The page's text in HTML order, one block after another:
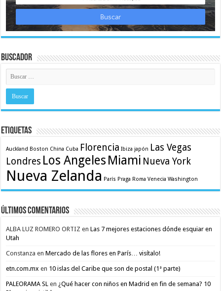
Buscador
Etiquetas
Auckland Boston China Cuba Florencia Ibiza japón Las Vegas
Londres Los Angeles Miami Nueva York
Nueva Zelanda París Praga Roma Venecia Washington
Últimos comentarios
ALBA LUZ ROMERO ORTIZ enLas 7 mejores estaciones dónde esquiar en
Utah
Constanza enMercado de las flores en París… visítalo!
etn.com.mx en 10 islas del Caribe que son de postal (1ª parte)
PALEORAMA SL en ¿Qué hacer con niños en Madrid en fin de semana? 10